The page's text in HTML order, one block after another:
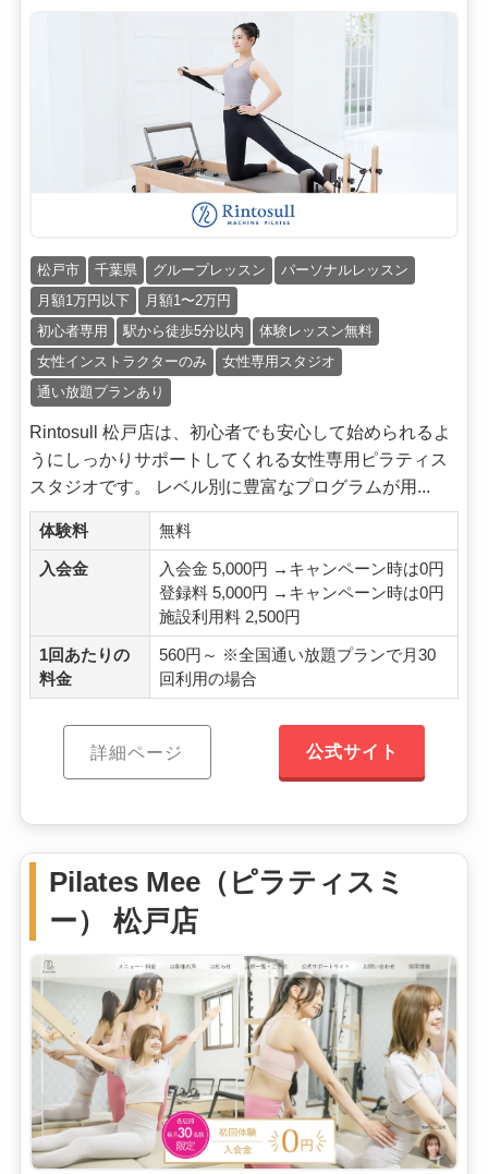
松戸市 千葉県 グループレッスン
パーソナルレッスン
月額1万円以下
月額1〜2万円
初心者専用
駅から徒歩5分以内
体験レッスン無料
女性インストラクターのみ
女性専用スタジオ
通い放題プランあり
Rintosull 松戸店は、初心者でも安心して始められるよ
うにしっかりサポートしてくれる女性専用ピラティス
スタジオです。 レベル別に豊富なプログラムが用...
体験料 無料
入会金
入会金 5,000円 →キャンペーン時は0円
登録料 5,000円 →キャンペーン時は0円
施設利用料 2,500円
1回あたりの
料金
560円～ ※全国通い放題プランで月30
回利用の場合
詳細ページ 公式サイト
Pilates Mee（ピラティスミ
ー） 松戸店